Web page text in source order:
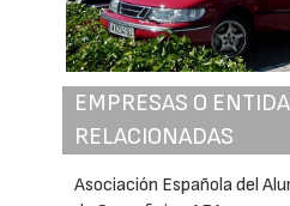
EMPRESAS O
RELACIONADAS
Asociación Española del